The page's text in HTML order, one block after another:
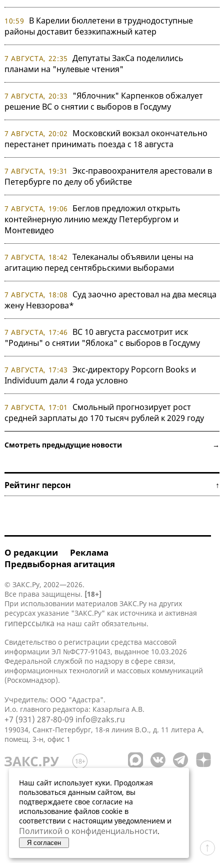
10:59
В Карелии бюллетени в труднодоступные
районы доставит безэкипажный катер
7 АВГУСТА, 22:35 Депутаты ЗакСа поделились
планами на "нулевые чтения"
7 АВГУСТА, 20:33
"Яблочник" Карпенков обжалует
решение ВС о снятии с выборов в Госдуму
7 АВГУСТА, 20:02
Московский вокзал окончательно
перестанет принимать поезда с 18 августа
7 АВГУСТА, 19:31
Экс-правоохранителя арестовали в
Петербурге по делу об убийстве
7 АВГУСТА, 19:06
Беглов предложил открыть
контейнерную линию между Петербургом и
Монтевидео
7 АВГУСТА, 18:42 Телеканалы объявили цены на
агитацию перед сентябрьскими выборами
7 АВГУСТА, 18:08
Суд заочно арестовал на два месяца
жену Невзорова*
7 АВГУСТА, 17:46
ВС 10 августа рассмотрит иск
"Родины" о снятии "Яблока" с выборов в Госдуму
7 АВГУСТА, 17:43 Экс-директору Popcorn Books и
Individuum дали 4 года условно
7 АВГУСТА, 17:01
Смольный прогнозирует рост
средней зарплаты до 170 тысяч рублей к 2029 году
Смотреть предыдущие новости →
Рейтинг персон ↑
О редакции
Реклама
Предвыборная агитация
© ЗАКС.Ру, 2002—2026.
Все права защищены. [18+]
При использовании материалов ЗАКС.Ру на других
ресурсах указание "ЗАКС.Ру" как источника и активная
гиперссылка на наш сайт обязательны.
Свидетельство о регистрации средства массовой
информации ЭЛ №ФС77-91043, выданное 10.03.2026
Федеральной службой по надзору в сфере связи,
информационных технологий и массовых коммуникаций
(Роскомнадзор).
Учредитель: ООО "Адастра".
И.о. главного редактора: Казарлыга А.В.
+7 (931) 287-80-09 info@zaks.ru
199034, Санкт-Петербург, 18-я линия В.О., д. 11 литера А,
помещ. 3-н, офис 1
Наш сайт использует куки. Продолжая
пользоваться данным сайтом, вы
подтверждаете свое согласие на
использование файлов cookie в
соответствии с настоящим уведомлением и
Политикой о конфиденциальности.
Я согласен